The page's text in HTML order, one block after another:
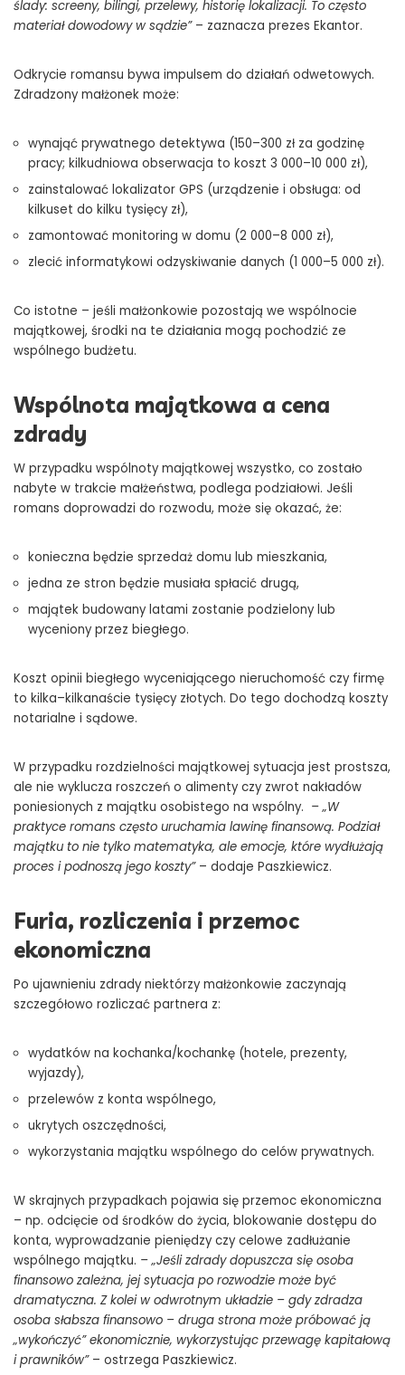
ślady: screeny, bilingi, przelewy, historię lokalizacji. To często
materiał dowodowy w sądzie”– zaznacza prezes Ekantor.
Odkrycie romansu bywa impulsem do działań odwetowych.
Zdradzony małżonek może:
wynająć prywatnego detektywa (150–300 zł za godzinę
pracy; kilkudniowa obserwacja to koszt 3 000–10 000 zł),
zainstalować lokalizator GPS (urządzenie i obsługa: od
kilkuset do kilku tysięcy zł),
zamontować monitoring w domu (2 000–8 000 zł),
zlecić informatykowi odzyskiwanie danych (1 000–5 000 zł).
Co istotne – jeśli małżonkowie pozostają we wspólnocie
majątkowej, środki na te działania mogą pochodzić ze
wspólnego budżetu.
Wspólnota majątkowa a cena
zdrady
W przypadku wspólnoty majątkowej wszystko, co zostało
nabyte w trakcie małżeństwa, podlega podziałowi. Jeśli
romans doprowadzi do rozwodu, może się okazać, że:
konieczna będzie sprzedaż domu lub mieszkania,
jedna ze stron będzie musiała spłacić drugą,
majątek budowany latami zostanie podzielony lub
wyceniony przez biegłego.
Koszt opinii biegłego wyceniającego nieruchomość czy firmę
to kilka–kilkanaście tysięcy złotych. Do tego dochodzą koszty
notarialne i sądowe.
W przypadku rozdzielności majątkowej sytuacja jest prostsza,
ale nie wyklucza roszczeń o alimenty czy zwrot nakładów
poniesionych z majątku osobistego na wspólny. – „W
praktyce romans często uruchamia lawinę finansową. Podział
majątku to nie tylko matematyka, ale emocje, które wydłużają
proces i podnoszą jego koszty”– dodaje Paszkiewicz.
Furia, rozliczenia i przemoc
ekonomiczna
Po ujawnieniu zdrady niektórzy małżonkowie zaczynają
szczegółowo rozliczać partnera z:
wydatków na kochanka/kochankę (hotele, prezenty,
wyjazdy),
przelewów z konta wspólnego,
ukrytych oszczędności,
wykorzystania majątku wspólnego do celów prywatnych.
W skrajnych przypadkach pojawia się przemoc ekonomiczna
– np. odcięcie od środków do życia, blokowanie dostępu do
konta, wyprowadzanie pieniędzy czy celowe zadłużanie
wspólnego majątku. – „Jeśli zdrady dopuszcza się osoba
finansowo zależna, jej sytuacja po rozwodzie może być
dramatyczna. Z kolei w odwrotnym układzie – gdy zdradza
osoba słabsza finansowo – druga strona może próbować ją
„wykończyć” ekonomicznie, wykorzystując przewagę kapitałową
i prawników”– ostrzega Paszkiewicz.